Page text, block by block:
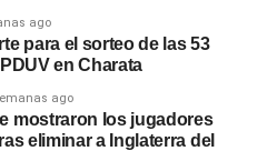
ago
para el sorteo de las 53
en Charata
ago
mostraron los jugadores
eliminar a Inglaterra del